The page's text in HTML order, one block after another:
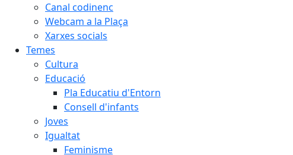
Canal codinenc
Webcam a la Plaça
Xarxes socials
Temes
Cultura
Educació
Pla Educatiu d'Entorn
Consell d'infants
Joves
Igualtat
Feminisme